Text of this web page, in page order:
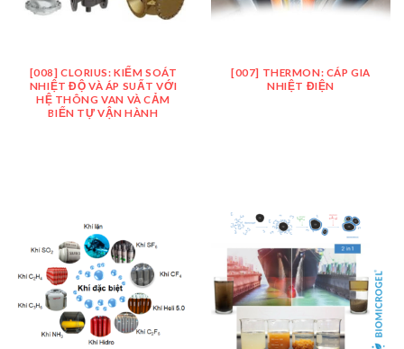
[008] CLORIUS: KIỂM SOÁT
NHIỆT ĐỘ VÀ ÁP SUẤT VỚI
HỆ THÔNG VAN VÀ CẢM
BIẾN TỰ VẬN HÀNH
[007] THERMON: CÁP GIA
NHIỆT ĐIỆN